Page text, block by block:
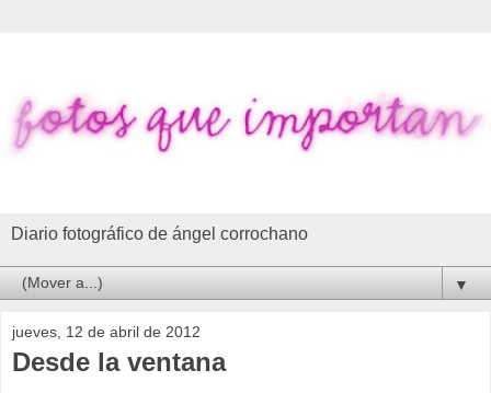
Diario fotográfico de ángel corrochano
▼
jueves, 12 de abril de 2012
Desde la ventana